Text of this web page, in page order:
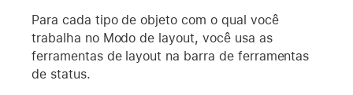
Para cada tipo de objeto com o qual você
trabalha no Modo de layout, você usa as
ferramentas de layout na barra de ferramentas
de status.